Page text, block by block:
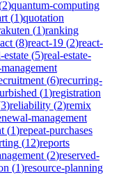
2)quantum-computing
(1)quotation
(1)ranking
(8)react-19 (2)react-
estate (5)real-estate-
(6)recurring-
(1)registration
3)reliability (2)remix
management
(1)repeat-purchases
(12)reports
(2)reserved-
(1)resource-planning